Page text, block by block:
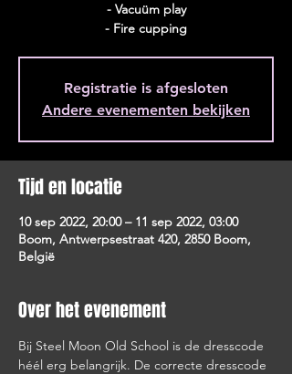
- Vacuüm play
- Fire cupping
Registratie is afgesloten
Andere evenementen bekijken
Tijd en locatie
10 sep 2022, 20:00 – 11 sep 2022, 03:00
Boom, Antwerpsestraat 420, 2850 Boom,
België
Over het evenement
Bij Steel Moon Old School is de dresscode
héél erg belangrijk. De correcte dresscode